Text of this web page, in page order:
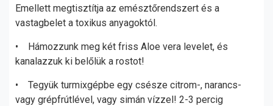
Emellett megtisztítja az emésztőrendszert és a
vastagbelet a toxikus anyagoktól.
• Hámozzunk meg két friss Aloe vera levelet, és
kanalazzuk ki belőlük a rostot!
• Tegyük turmixgépbe egy csésze citrom-, narancs-
vagy grépfrútlével, vagy simán vízzel! 2-3 percig